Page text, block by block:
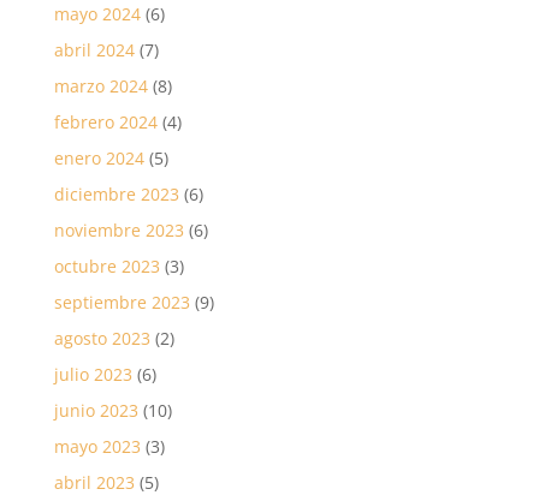
mayo 2024(6)
abril 2024(7)
marzo 2024(8)
febrero 2024(4)
enero 2024(5)
diciembre 2023 (6)
noviembre 2023 (6)
octubre 2023 (3)
septiembre 2023 (9)
agosto 2023 (2)
julio 2023 (6)
junio 2023 (10)
mayo 2023 (3)
abril 2023 (5)